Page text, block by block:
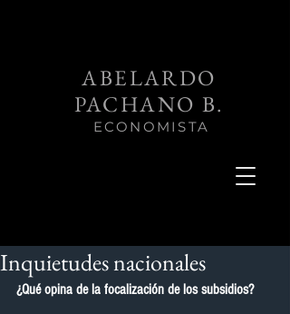
ABELARDO
PACHANO B.
ECONOMISTA
Inquietudes nacionales
¿Qué opina de la focalización de los subsidios?